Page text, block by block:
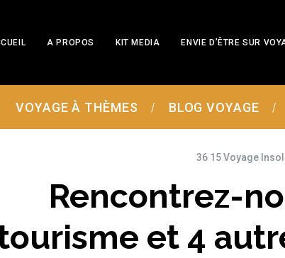
A PROPOS KIT MEDIA ENVIE D’ÊTRE SUR
VOYAGE À THÈMES BLOG VOYAGE
36 15 Voyage
Rencontrez-
et 4